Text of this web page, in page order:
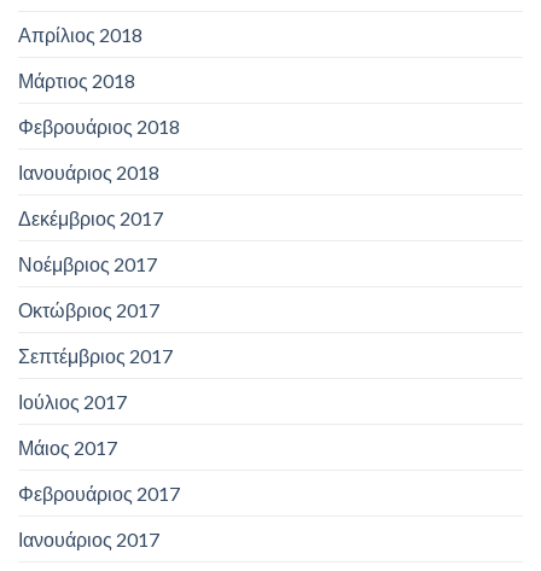
Απρίλιος 2018
Μάρτιος 2018
Φεβρουάριος 2018
Ιανουάριος 2018
Δεκέμβριος 2017
Νοέμβριος 2017
Οκτώβριος 2017
Σεπτέμβριος 2017
Ιούλιος 2017
Μάιος 2017
Φεβρουάριος 2017
Ιανουάριος 2017